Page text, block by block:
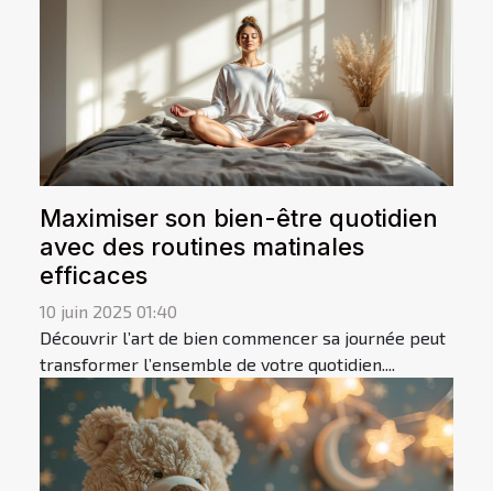
Maximiser son bien-être quotidien
avec des routines matinales
efficaces
10 juin 2025 01:40
Découvrir l’art de bien commencer sa journée peut
transformer l’ensemble de votre quotidien....